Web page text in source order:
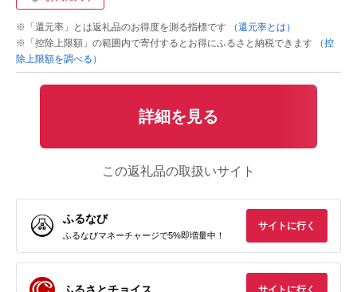
※「還元率」とは返礼品のお得度を測る指標です
（還元率とは）
※「控除上限額」の範囲内で寄付するとお得にふるさと納税できます
（控
除上限額を調べる）
詳細を見る
この返礼品の取扱いサイト
ふるなび
ふるなびマネーチャージで5%即増量中！
サイトに行く